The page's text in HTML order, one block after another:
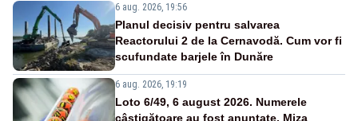
6 aug. 2026, 19:56
Planul decisiv pentru salvarea
Reactorului 2 de la Cernavodă. Cum vor fi
scufundate barjele în Dunăre
6 aug. 2026, 19:19
Loto 6/49, 6 august 2026. Numerele
câștigătoare au fost anunțate. Miza